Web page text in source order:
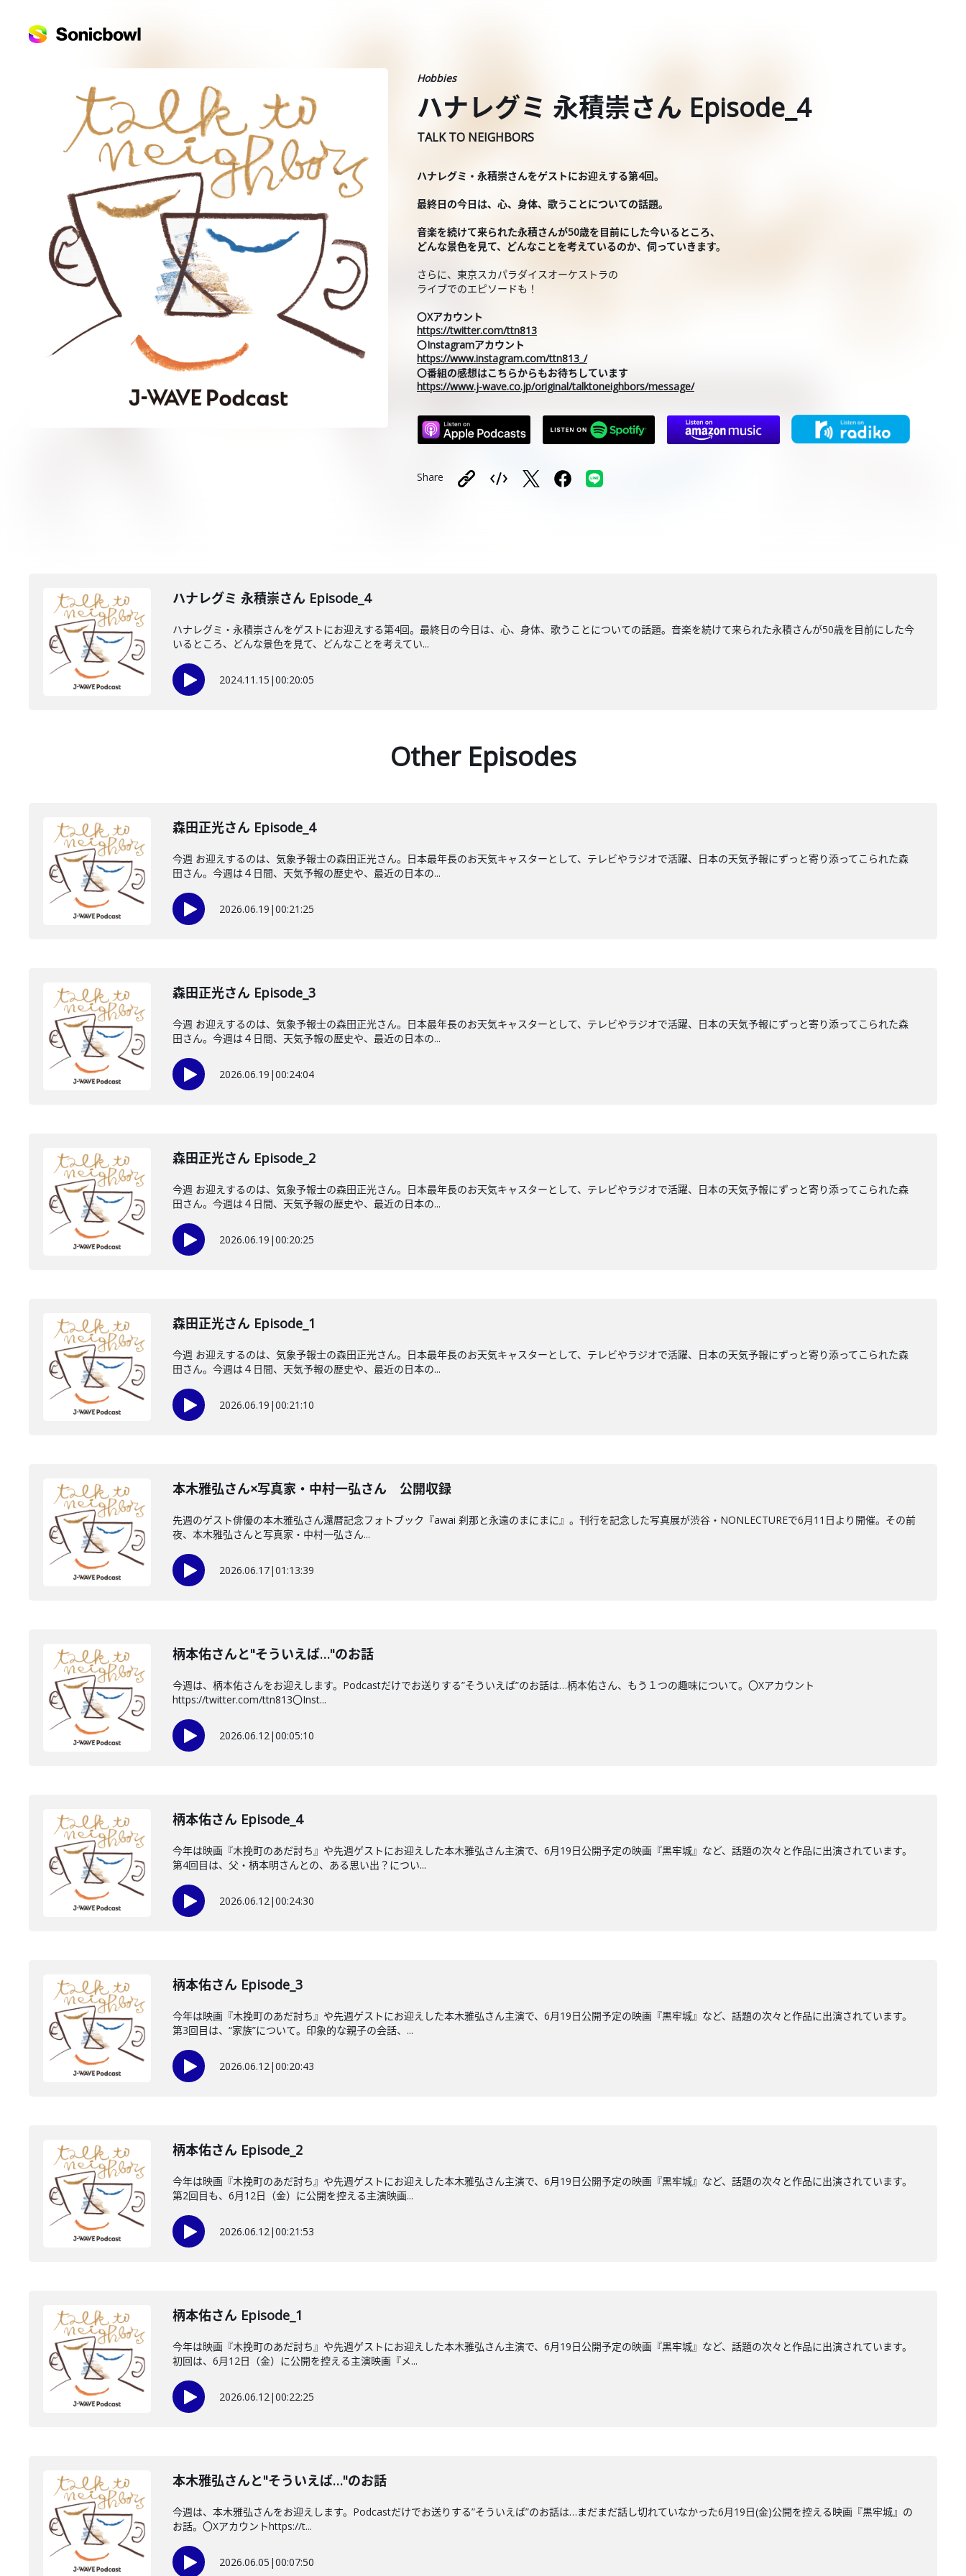
Hobbies
ハナレグミ 永積崇さん Episode_4
TALK TO NEIGHBORS
ハナレグミ・永積崇さんをゲストにお迎えする第4回。
最終日の今日は、心、身体、歌うことについての話題。
音楽を続けて来られた永積さんが50歳を目前にした今いるところ、
どんな景色を見て、どんなことを考えているのか、伺っていきます。
さらに、東京スカパラダイスオーケストラの
ライブでのエピソードも！
〇Xアカウント
https://twitter.com/ttn813
〇Instagramアカウント
https://www.instagram.com/ttn813_/
〇番組の感想はこちらからもお待ちしています
https://www.j-wave.co.jp/original/talktoneighbors/message/
Share
ハナレグミ 永積崇さん Episode_4
ハナレグミ・永積崇さんをゲストにお迎えする第4回。最終日の今日は、心、身体、歌うことについての話題。音楽を続けて来られた永積さんが50歳を目前にした今
いるところ、どんな景色を見て、どんなことを考えてい...
2024.11.15 |00:20:05
Other Episodes
森田正光さん Episode_4
今週 お迎えするのは、気象予報士の森田正光さん。日本最年長のお天気キャスターとして、テレビやラジオで活躍、日本の天気予報にずっと寄り添ってこられた森
田さん。今週は４日間、天気予報の歴史や、最近の日本の...
2026.06.19 |00:21:25
森田正光さん Episode_3
今週 お迎えするのは、気象予報士の森田正光さん。日本最年長のお天気キャスターとして、テレビやラジオで活躍、日本の天気予報にずっと寄り添ってこられた森
田さん。今週は４日間、天気予報の歴史や、最近の日本の...
2026.06.19 |00:24:04
森田正光さん Episode_2
今週 お迎えするのは、気象予報士の森田正光さん。日本最年長のお天気キャスターとして、テレビやラジオで活躍、日本の天気予報にずっと寄り添ってこられた森
田さん。今週は４日間、天気予報の歴史や、最近の日本の...
2026.06.19 |00:20:25
森田正光さん Episode_1
今週 お迎えするのは、気象予報士の森田正光さん。日本最年長のお天気キャスターとして、テレビやラジオで活躍、日本の天気予報にずっと寄り添ってこられた森
田さん。今週は４日間、天気予報の歴史や、最近の日本の...
2026.06.19 |00:21:10
本木雅弘さん×写真家・中村一弘さん 公開収録
先週のゲスト俳優の本木雅弘さん還暦記念フォトブック『awai 刹那と永遠のまにまに』。刊行を記念した写真展が渋谷・NONLECTUREで6月11日より開催。その前
夜、本木雅弘さんと写真家・中村一弘さん...
2026.06.17|01:13:39
柄本佑さんと"そういえば…"のお話
今週は、柄本佑さんをお迎えします。Podcastだけでお送りする”そういえば”のお話は…柄本佑さん、もう１つの趣味について。〇Xアカウント
https://twitter.com/ttn813〇Inst...
2026.06.12|00:05:10
柄本佑さん Episode_4
今年は映画『木挽町のあだ討ち』や先週ゲストにお迎えした本木雅弘さん主演で、6月19日公開予定の映画『黒牢城』など、話題の次々と作品に出演されています。
第4回目は、父・柄本明さんとの、ある思い出？につい...
2026.06.12|00:24:30
柄本佑さん Episode_3
今年は映画『木挽町のあだ討ち』や先週ゲストにお迎えした本木雅弘さん主演で、6月19日公開予定の映画『黒牢城』など、話題の次々と作品に出演されています。
第3回目は、“家族”について。印象的な親子の会話、...
2026.06.12|00:20:43
柄本佑さん Episode_2
今年は映画『木挽町のあだ討ち』や先週ゲストにお迎えした本木雅弘さん主演で、6月19日公開予定の映画『黒牢城』など、話題の次々と作品に出演されています。
第2回目も、6月12日（金）に公開を控える主演映画...
2026.06.12|00:21:53
柄本佑さん Episode_1
今年は映画『木挽町のあだ討ち』や先週ゲストにお迎えした本木雅弘さん主演で、6月19日公開予定の映画『黒牢城』など、話題の次々と作品に出演されています。
初回は、6月12日（金）に公開を控える主演映画『メ...
2026.06.12|00:22:25
本木雅弘さんと"そういえば…"のお話
今週は、本木雅弘さんをお迎えします。Podcastだけでお送りする”そういえば”のお話は…まだまだ話し切れていなかった6月19日(金)公開を控える映画『黒牢城』の
お話。〇Xアカウントhttps://t...
2026.06.05 |00:07:50